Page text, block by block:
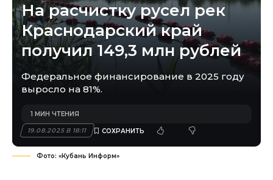
На расчистку русел рек
Краснодарский край
получил 149,3 млн рублей
Федеральное финансирование в 2025 году
выросло на 81%.
19.08.2025 В 18:11
1 МИН ЧТЕНИЯ
Фото: «Кубань Информ»